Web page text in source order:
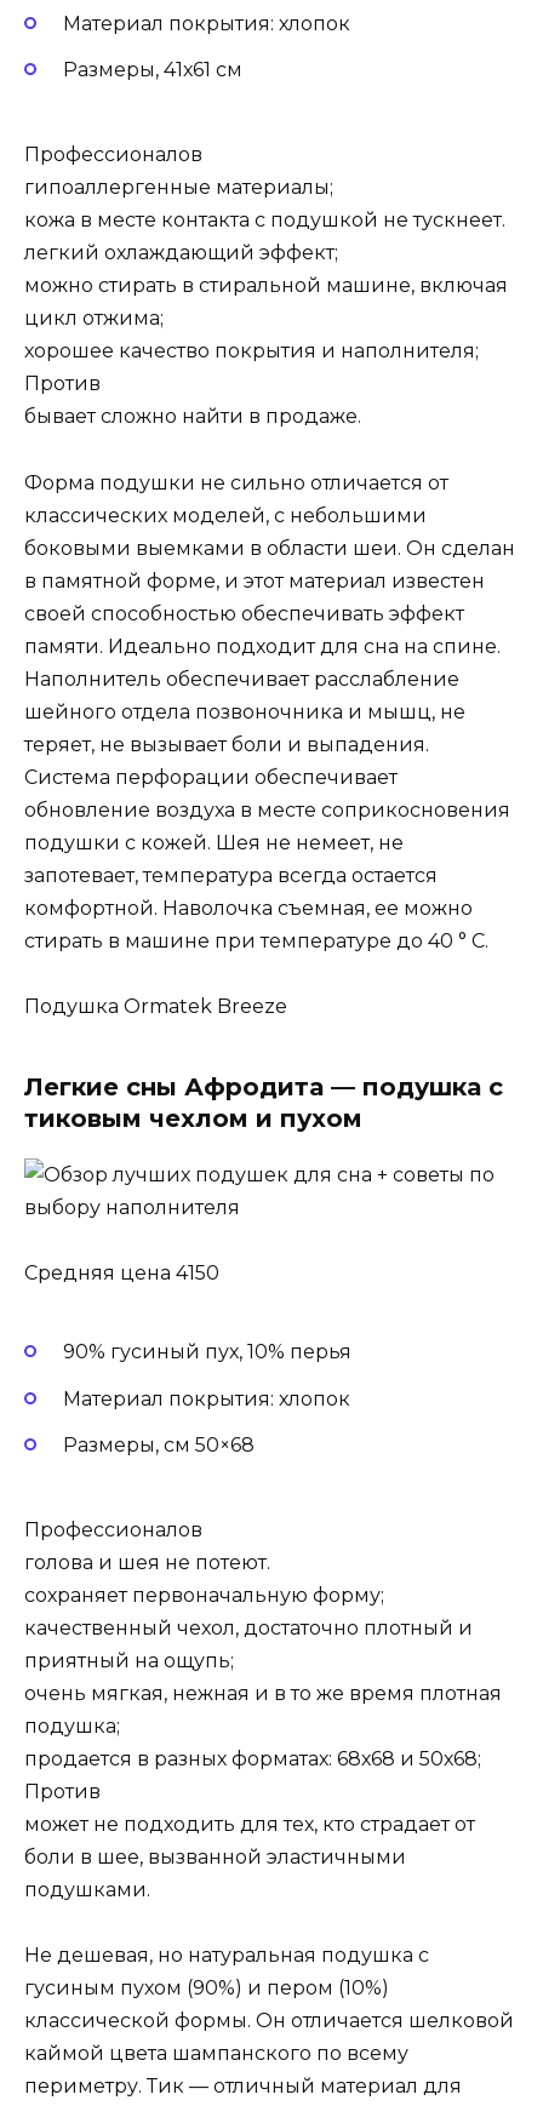
Материал покрытия: хлопок
Размеры, 41х61 см
Профессионалов
гипоаллергенные материалы;
кожа в месте контакта с подушкой не тускнеет.
легкий охлаждающий эффект;
можно стирать в стиральной машине, включая
цикл отжима;
хорошее качество покрытия и наполнителя;
Против
бывает сложно найти в продаже.
Форма подушки не сильно отличается от
классических моделей, с небольшими
боковыми выемками в области шеи. Он сделан
в памятной форме, и этот материал известен
своей способностью обеспечивать эффект
памяти. Идеально подходит для сна на спине.
Наполнитель обеспечивает расслабление
шейного отдела позвоночника и мышц, не
теряет, не вызывает боли и выпадения.
Система перфорации обеспечивает
обновление воздуха в месте соприкосновения
подушки с кожей. Шея не немеет, не
запотевает, температура всегда остается
комфортной. Наволочка съемная, ее можно
стирать в машине при температуре до 40 ° C.
Подушка Ormatek Breeze
Легкие сны Афродита — подушка с
тиковым чехлом и пухом
Средняя цена 4150
90% гусиный пух, 10% перья
Материал покрытия: хлопок
Размеры, см 50×68
Профессионалов
голова и шея не потеют.
сохраняет первоначальную форму;
качественный чехол, достаточно плотный и
приятный на ощупь;
очень мягкая, нежная и в то же время плотная
подушка;
продается в разных форматах: 68х68 и 50х68;
Против
может не подходить для тех, кто страдает от
боли в шее, вызванной эластичными
подушками.
Не дешевая, но натуральная подушка с
гусиным пухом (90%) и пером (10%)
классической формы. Он отличается шелковой
каймой цвета шампанского по всему
периметру. Тик — отличный материал для